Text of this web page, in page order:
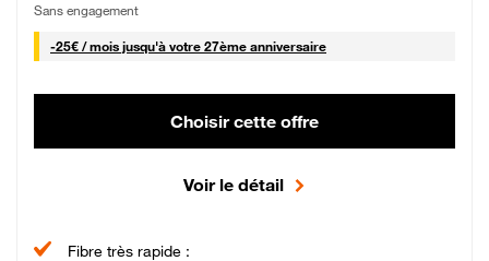
Sans engagement
-25€ / mois25 € par mois
jusqu'à votre 27ème anniversaire
Choisir cette offre
Voir le détail
Fibre très rapide :